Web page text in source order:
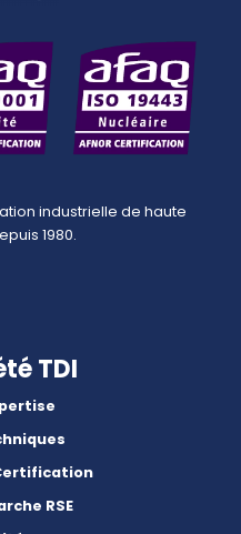
industrielle de haute
1980.
TDI
RSE